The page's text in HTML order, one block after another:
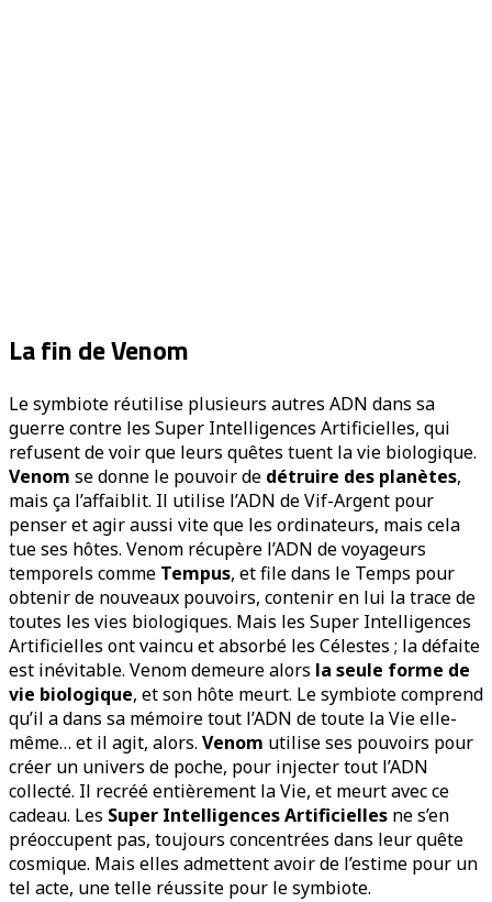
La fin de Venom
Le symbiote réutilise plusieurs autres ADN dans sa
guerre contre les Super Intelligences Artificielles, qui
refusent de voir que leurs quêtes tuent la vie biologique.
Venom se donne le pouvoir de détruire des planètes,
mais ça l’affaiblit. Il utilise l’ADN de Vif-Argent pour
penser et agir aussi vite que les ordinateurs, mais cela
tue ses hôtes. Venom récupère l’ADN de voyageurs
temporels comme Tempus, et file dans le Temps pour
obtenir de nouveaux pouvoirs, contenir en lui la trace de
toutes les vies biologiques. Mais les Super Intelligences
Artificielles ont vaincu et absorbé les Célestes ; la défaite
est inévitable. Venom demeure alors la seule forme de
vie biologique, et son hôte meurt. Le symbiote comprend
qu’il a dans sa mémoire tout l’ADN de toute la Vie elle-
même… et il agit, alors. Venom utilise ses pouvoirs pour
créer un univers de poche, pour injecter tout l’ADN
collecté. Il recréé entièrement la Vie, et meurt avec ce
cadeau. Les Super Intelligences Artificielles ne s’en
préoccupent pas, toujours concentrées dans leur quête
cosmique. Mais elles admettent avoir de l’estime pour un
tel acte, une telle réussite pour le symbiote.